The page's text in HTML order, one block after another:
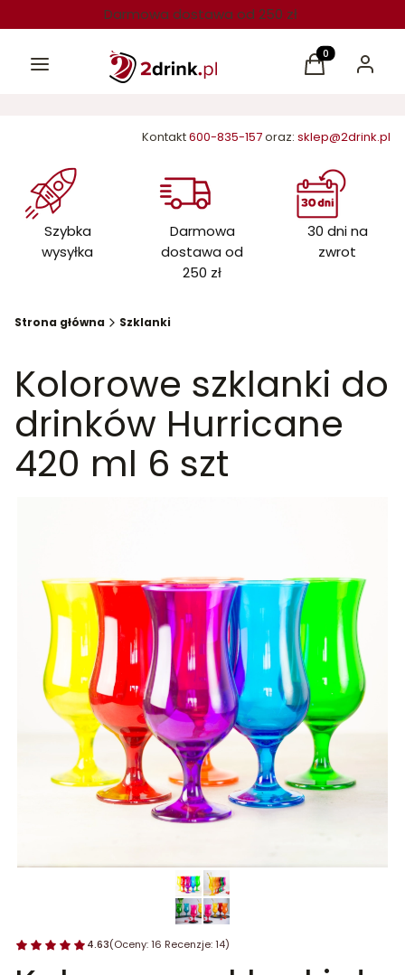
Darmowa dostawa od 250 zł
Menu Produkty w
Koszyk Zaloguj
Kontakt600-835-157oraz: sklep@2drink.pl
Szybka
wysyłka
Darmowa
dostawa od
250 zł
30 dni na
zwrot
Strona główna Szklanki
Kolorowe szklanki do
drinków Hurricane
420 ml 6 szt
4.63(Oceny: 16 Recenzje: 14)